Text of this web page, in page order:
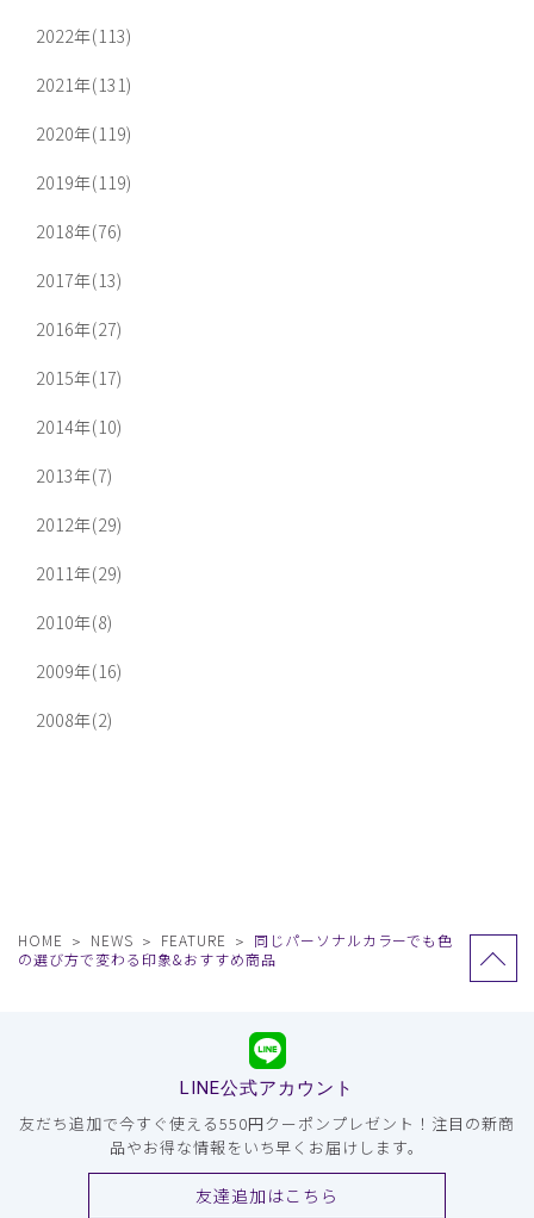
2022年(113)
2021年(131)
2020年(119)
2019年(119)
2018年(76)
2017年(13)
2016年(27)
2015年(17)
2014年(10)
2013年(7)
2012年(29)
2011年(29)
2010年(8)
2009年(16)
2008年(2)
HOME NEWS FEATURE
同じパーソナルカラーでも色
の選び方で変わる印象&おすすめ商品
LINE公式アカウント
友だち追加で今すぐ使える550円クーポンプレゼント！注目の新商
品やお得な情報をいち早くお届けします。
友達追加はこちら